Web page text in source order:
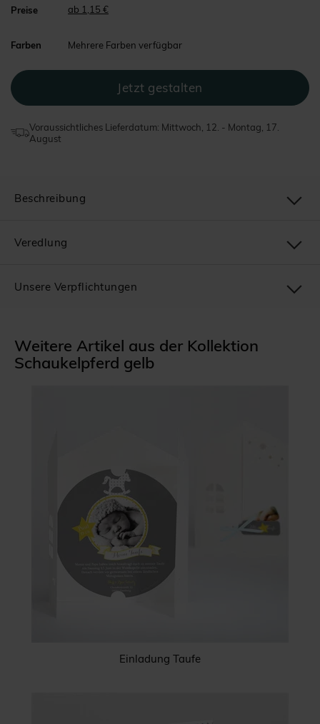
Preise ab 1,15 €
Farben Mehrere Farben verfügbar
Voraussichtliches Lieferdatum: Mittwoch, 12. - Montag, 17.
August
Weitere Artikel aus der Kollektion
Schaukelpferd gelb
Einladung Taufe
Beschreibung
Veredlung
Unsere Verpflichtungen